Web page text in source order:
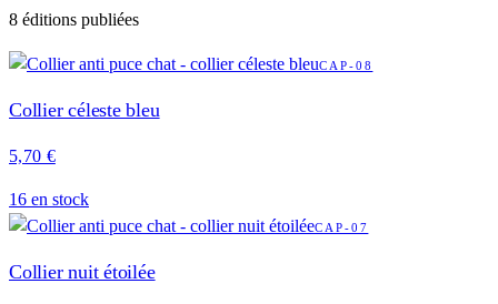
8 éditions publiées
CAP-08
Collier céleste bleu
5,70 €
16 en stock
CAP-07
Collier nuit étoilée